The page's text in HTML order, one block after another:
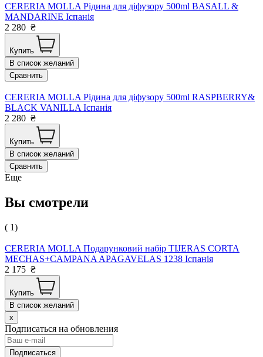
CERERIA MOLLA Рідина для діфузору 500ml BASALL &
MANDARINE Іспанія
2 280 ₴
Купить
В список желаний
Сравнить
CERERIA MOLLA Рідина для діфузору 500ml RASPBERRY&
BLACK VANILLA Іспанія
2 280 ₴
Купить
В список желаний
Сравнить
Еще
Вы смотрели
( 1)
CERERIA MOLLA Подарунковий набір TIJERAS CORTA
MECHAS+CAMPANA APAGAVELAS 1238 Іспанія
2 175 ₴
Купить
В список желаний
x
Подписаться на обновления